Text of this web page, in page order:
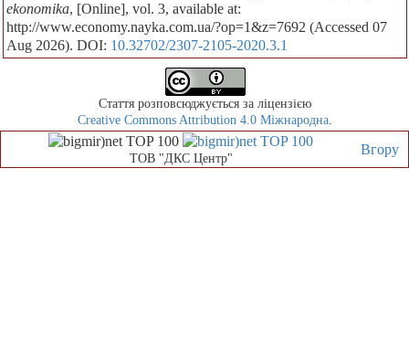
ekonomika, [Online], vol. 3, available at:
http://www.economy.nayka.com.ua/?op=1&z=7692 (Accessed 07
Aug 2026). DOI: 10.32702/2307-2105-2020.3.1
Стаття розповсюджується за ліцензією
Creative Commons Attribution 4.0 Міжнародна.
Вгору
ТОВ "ДКС Центр"